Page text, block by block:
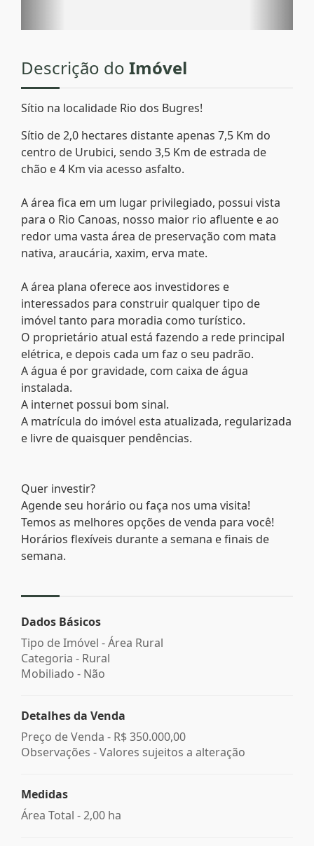
Descrição do Imóvel
Sítio na localidade Rio dos Bugres!
Sítio de 2,0 hectares distante apenas 7,5 Km do
centro de Urubici, sendo 3,5 Km de estrada de
chão e 4 Km via acesso asfalto.
A área fica em um lugar privilegiado, possui vista
para o Rio Canoas, nosso maior rio afluente e ao
redor uma vasta área de preservação com mata
nativa, araucária, xaxim, erva mate.
A área plana oferece aos investidores e
interessados para construir qualquer tipo de
imóvel tanto para moradia como turístico.
O proprietário atual está fazendo a rede principal
elétrica, e depois cada um faz o seu padrão.
A água é por gravidade, com caixa de água
instalada.
A internet possui bom sinal.
A matrícula do imóvel esta atualizada, regularizada
e livre de quaisquer pendências.
Quer investir?
Agende seu horário ou faça nos uma visita!
Temos as melhores opções de venda para você!
Horários flexíveis durante a semana e finais de
semana.
Dados Básicos
Tipo de Imóvel - Área Rural
Categoria - Rural
Mobiliado - Não
Detalhes da Venda
Preço de Venda - R$ 350.000,00
Observações - Valores sujeitos a alteração
Medidas
Área Total - 2,00 ha